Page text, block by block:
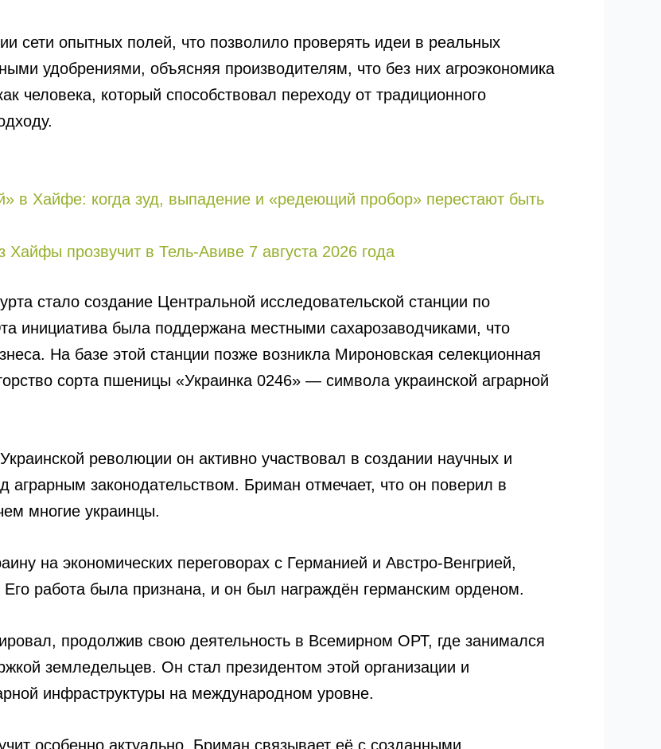
сети опытных полей, что позволило проверять идеи в реальных
удобрениями, объясняя производителям, что без них агроэкономика
человека, который способствовал переходу от традиционного
в Хайфе: когда зуд, выпадение и «редеющий пробор» перестают быть
Хайфы прозвучит в Тель-Авиве 7 августа 2026 года
стало создание Центральной исследовательской станции по
инициатива была поддержана местными сахарозаводчиками, что
На базе этой станции позже возникла Мироновская селекционная
сорта пшеницы «Украинка 0246» — символа украинской аграрной
революции он активно участвовал в создании научных и
аграрным законодательством. Бриман отмечает, что он поверил в
многие украинцы.
на экономических переговорах с Германией и Австро-Венгрией,
Его работа была признана, и он был награждён германским орденом.
продолжив свою деятельность в Всемирном ОРТ, где занимался
земледельцев. Он стал президентом этой организации и
инфраструктуры на международном уровне.
особенно актуально. Бриман связывает её с созданными